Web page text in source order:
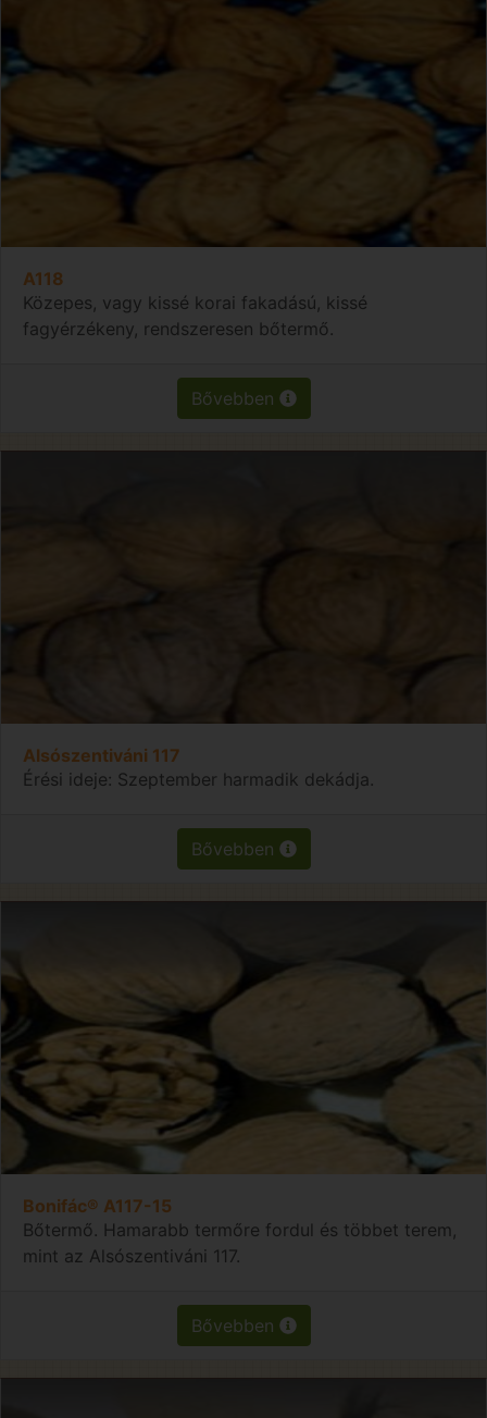
A118
Közepes, vagy kissé korai fakadású, kissé
fagyérzékeny, rendszeresen bőtermő.
Bővebben
Alsószentiváni 117
Érési ideje: Szeptember harmadik dekádja.
Bővebben
Bonifác® A117-15
Bőtermő. Hamarabb termőre fordul és többet terem,
mint az Alsószentiváni 117.
Bővebben